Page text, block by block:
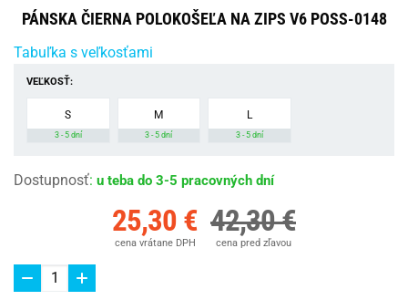
PÁNSKA ČIERNA POLOKOŠEĽA NA ZIPS V6 POSS-0148
Tabuľka s veľkosťami
VEĽKOSŤ:
S
3 - 5 dní
M
3 - 5 dní
L
3 - 5 dní
Dostupnosť: u teba do 3-5 pracovných dní
25,30 €
cena vrátane DPH
42,30 €
cena pred zľavou